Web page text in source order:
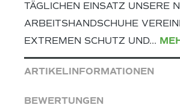
TÄGLICHEN EINSATZ UNSERE
ARBEITSHANDSCHUHE
EXTREMEN SCHUTZ UND…
ARTIKELINFORMATIONEN
BEWERTUNGEN